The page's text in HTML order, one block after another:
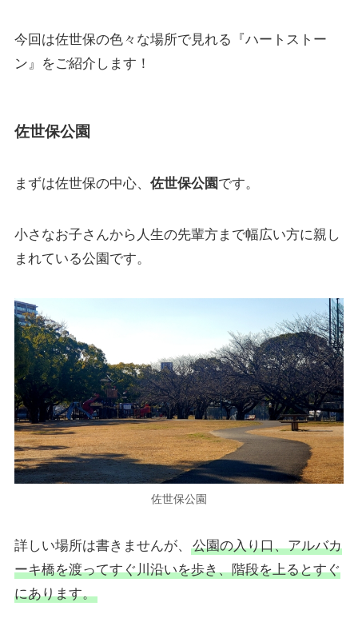
今回は佐世保の色々な場所で見れる『ハートストー
ン』をご紹介します！
佐世保公園
まずは佐世保の中心、 佐世保公園です。
小さなお子さんから人生の先輩方まで幅広い方に親し
まれている公園です。
佐世保公園
詳しい場所は書きませんが、
公園の入り口、アルバカ
ーキ橋を渡ってすぐ川沿いを歩き、階段を上るとすぐ
にあります。